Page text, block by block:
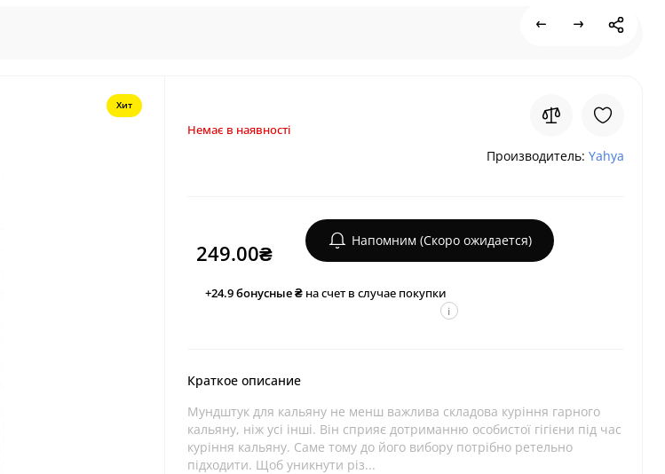
Хит
Немає в наявності
Производитель: Yahya
249.00₴ Напомним (Скоро ожидается)
+24.9бонусные ₴на счет в случае покупки
i
Краткое описание
Мундштук для кальяну не менш важлива складова куріння гарного
кальяну, ніж усі інші. Він сприяє дотриманню особистої гігієни під час
куріння кальяну. Саме тому до його вибору потрібно ретельно
підходити. Щоб уникнути різ...